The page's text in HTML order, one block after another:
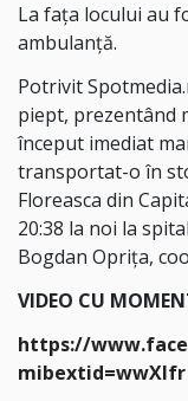
La fața locului au
ambulanță.
Potrivit
piept, prezentând
început imediat
transportat-o în
Floreasca din
20:38 la noi la
Bogdan Oprița,
VIDEO CU
https://
mibextid=wwXIfr